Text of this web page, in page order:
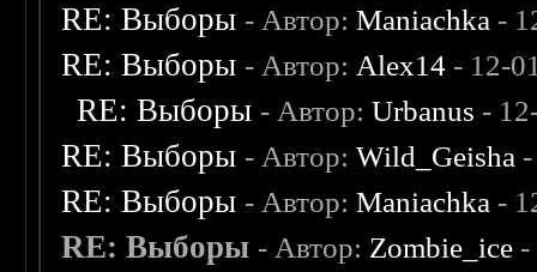
RE: Выборы - Автор:Maniachka -
RE: Выборы - Автор: Alex14 - 12-
RE: Выборы - Автор:Urbanus -
RE: Выборы - Автор:Wild_Geisha
RE: Выборы - Автор:Maniachka -
RE: Выборы - Автор: Zombie_ice -